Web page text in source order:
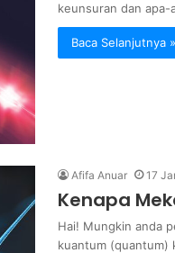
keunsuran dan apa-
Baca Selanjutnya »
Afifa Anuar 17
Kenapa
Hai! Mungkin anda
kuantum (quantum)